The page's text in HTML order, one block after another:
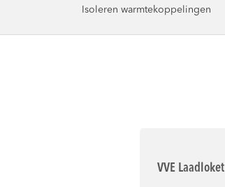
Isoleren warmtekoppelingen
VVE Laadloket